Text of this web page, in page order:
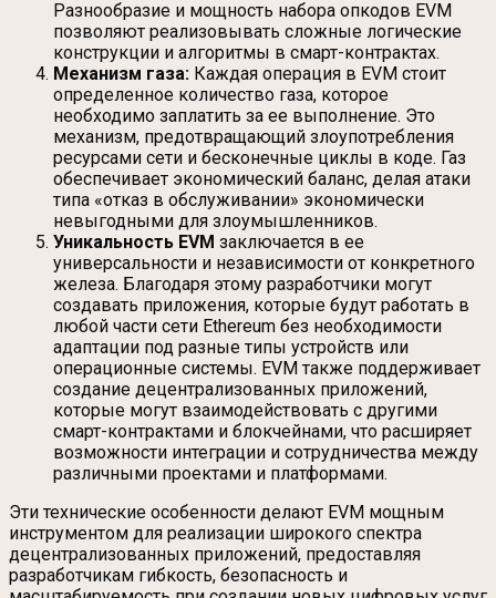
Разнообразие и мощность набора опкодов EVM
позволяют реализовывать сложные логические
конструкции и алгоритмы в смарт-контрактах.
Механизм газа: Каждая операция в EVM стоит
определенное количество газа, которое
необходимо заплатить за ее выполнение. Это
механизм, предотвращающий злоупотребления
ресурсами сети и бесконечные циклы в коде. Газ
обеспечивает экономический баланс, делая атаки
типа «отказ в обслуживании» экономически
невыгодными для злоумышленников.
Уникальность EVM заключается в ее
универсальности и независимости от конкретного
железа. Благодаря этому разработчики могут
создавать приложения, которые будут работать в
любой части сети Ethereum без необходимости
адаптации под разные типы устройств или
операционные системы. EVM также поддерживает
создание децентрализованных приложений,
которые могут взаимодействовать с другими
смарт-контрактами и блокчейнами, что расширяет
возможности интеграции и сотрудничества между
различными проектами и платформами.
Эти технические особенности делают EVM мощным
инструментом для реализации широкого спектра
децентрализованных приложений, предоставляя
разработчикам гибкость, безопасность и